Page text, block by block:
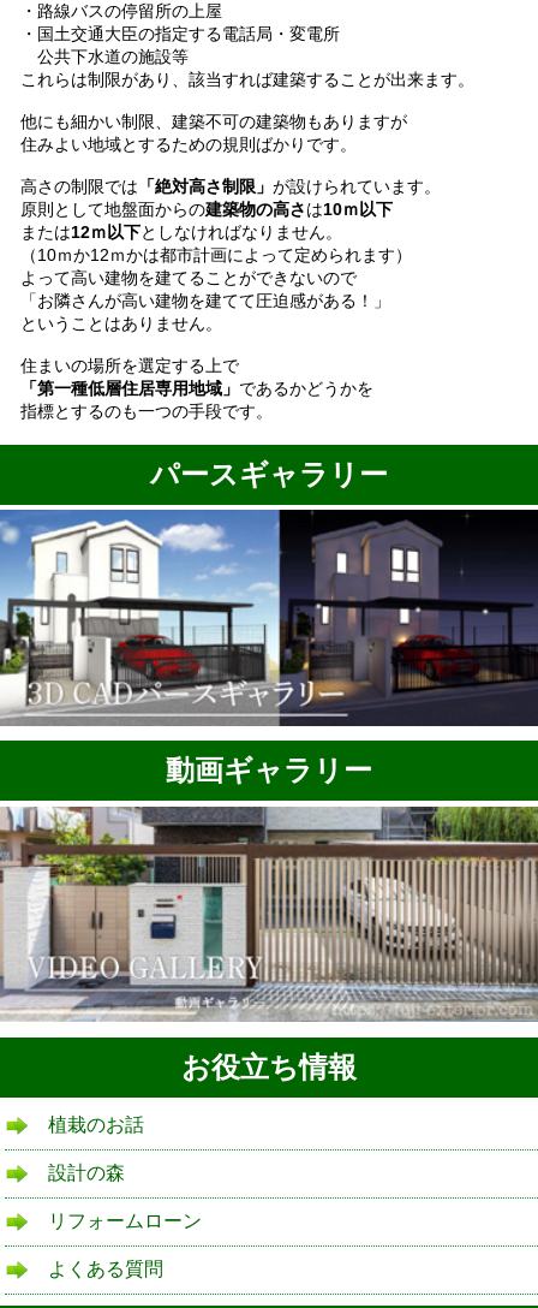
・路線バスの停留所の上屋
・国土交通大臣の指定する電話局・変電所
公共下水道の施設等
これらは制限があり、該当すれば建築することが出来ます。
他にも細かい制限、建築不可の建築物もありますが
住みよい地域とするための規則ばかりです。
高さの制限では 「絶対高さ制限」が設けられています。
原則として地盤面からの建築物の高さは10ｍ以下
または12ｍ以下としなければなりません。
（10ｍか12ｍかは都市計画によって定められます）
よって高い建物を建てることができないので
「お隣さんが高い建物を建てて圧迫感がある！」
ということはありません。
住まいの場所を選定する上で
「第一種低層住居専用地域」 であるかどうかを
指標とするのも一つの手段です。
パースギャラリー
動画ギャラリー
お役立ち情報
植栽のお話
設計の森
リフォームローン
よくある質問